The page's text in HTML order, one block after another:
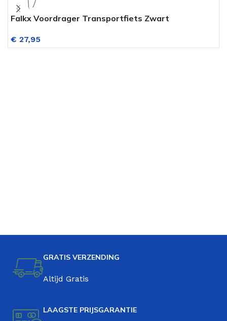
Falkx Voordrager Transportfiets Zwart
€ 27,95
GRATIS VERZENDING
Altijd Gratis
LAAGSTE PRIJSGARANTIE